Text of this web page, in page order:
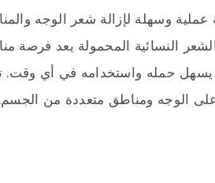
وسهلة لإزالة شعر الوجه
النسائية المحمولة يعد
حمله واستخدامه في أي وقت.